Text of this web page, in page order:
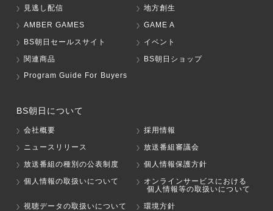
見逃し配信
地方創生
AMBER GAMES
GAME A
BS朝日セールスサイト
イベント
関連商品
BS朝日ショップ
Program Guide For Buyers
BS朝日について
会社概要
採用情報
ニュースリリース
放送番組審議会
放送番組の種別の公表制度
個人情報保護方針
個人情報の取扱いについて
オンラインサービスにおける
個人情報等の取扱いについて
視聴データの取扱いについて
環境方針